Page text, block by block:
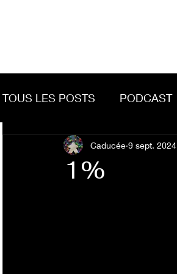
TOUS LES POSTS PODCAST
1%
Caducée 9 sept. 2024